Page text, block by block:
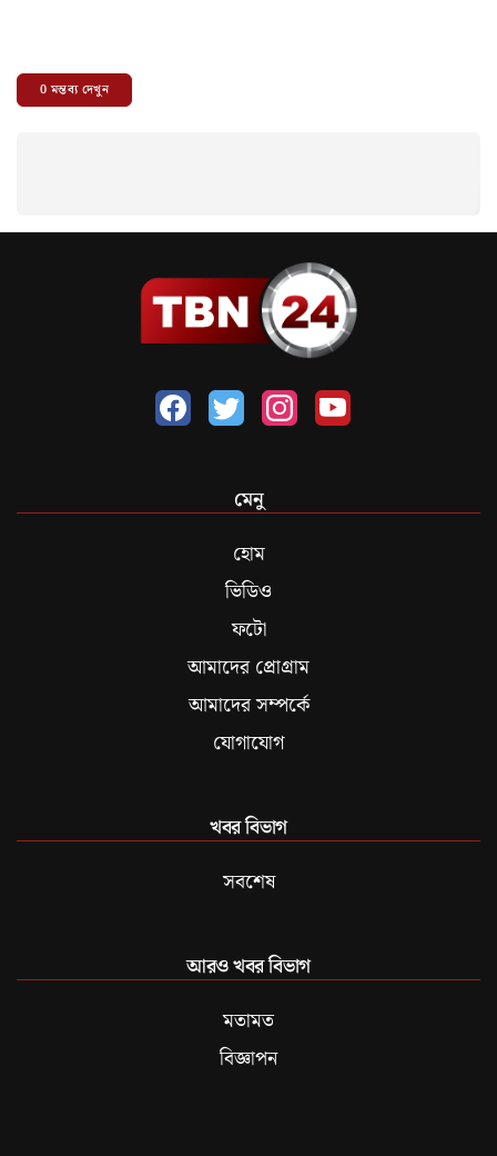
0মন্তব্য দেখুন
মেনু
হোম
ভিডিও
ফটো
আমাদের প্রোগ্রাম
আমাদের সম্পর্কে
যোগাযোগ
খবর বিভাগ
সবশেষ
আরও খবর বিভাগ
মতামত
বিজ্ঞাপন